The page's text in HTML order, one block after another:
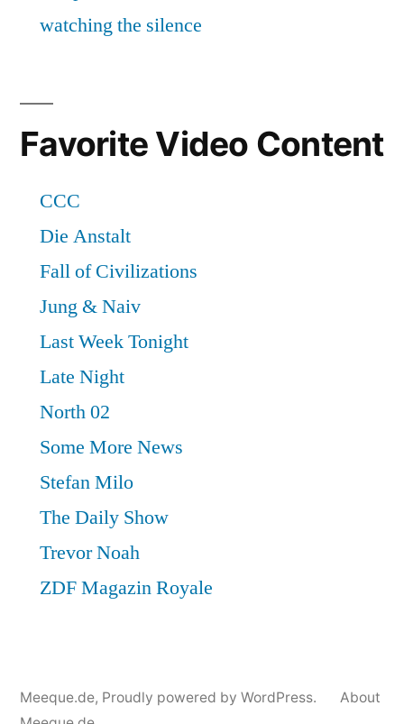
Favorite Video Content
Meeque.de, Proudly powered by WordPress.
About